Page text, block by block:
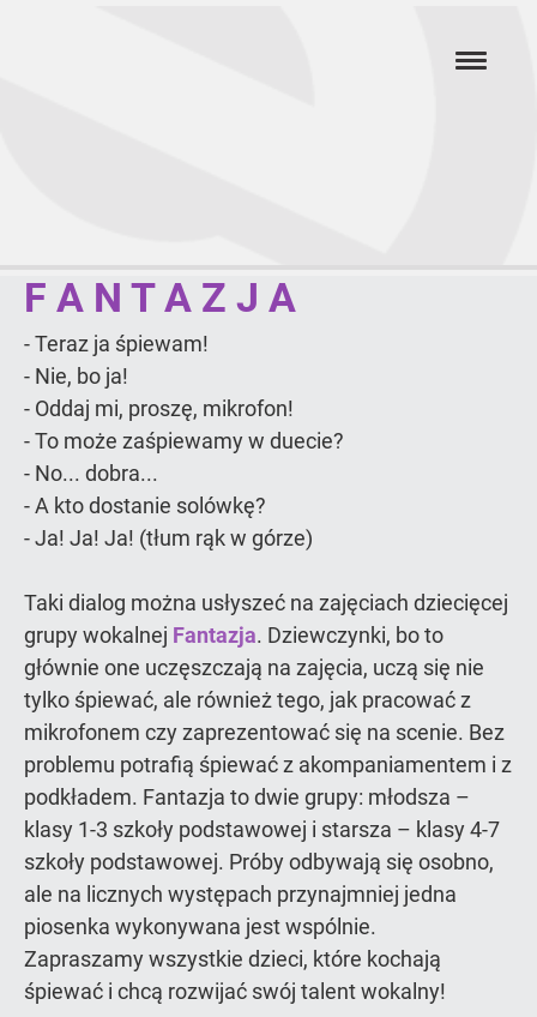
Grupa
wokalna
Fantazja
F A N T A Z J A
- Teraz ja śpiewam!
- Nie, bo ja!
- Oddaj mi, proszę, mikrofon!
- To może zaśpiewamy w duecie?
- No... dobra...
- A kto dostanie solówkę?
- Ja! Ja! Ja! (tłum rąk w górze)
Taki dialog można usłyszeć na zajęciach dziecięcej
grupy wokalnej Fantazja. Dziewczynki, bo to
głównie one uczęszczają na zajęcia, uczą się nie
tylko śpiewać, ale również tego, jak pracować z
mikrofonem czy zaprezentować się na scenie. Bez
problemu potrafią śpiewać z akompaniamentem i z
podkładem. Fantazja to dwie grupy: młodsza –
klasy 1-3 szkoły podstawowej i starsza – klasy 4-7
szkoły podstawowej. Próby odbywają się osobno,
ale na licznych występach przynajmniej jedna
piosenka wykonywana jest wspólnie.
Zapraszamy wszystkie dzieci, które kochają
śpiewać i chcą rozwijać swój talent wokalny!